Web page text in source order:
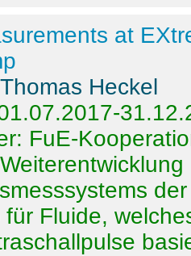
at
Heckel
FuE-
für Fluide,